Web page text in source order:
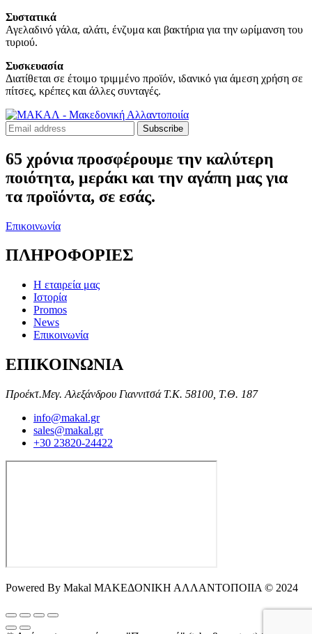
Συστατικά
Αγελαδινό γάλα, αλάτι, ένζυμα και βακτήρια για την ωρίμανση του
τυριού.
Συσκευασία
Διατίθεται σε έτοιμο τριμμένο προϊόν, ιδανικό για άμεση χρήση σε
πίτσες, κρέπες και άλλες συνταγές.
Subscribe
65 χρόνια προσφέρουμε την καλύτερη
ποιότητα, μεράκι και την αγάπη μας για
τα προϊόντα, σε εσάς.
Επικοινωνία
ΠΛΗΡΟΦΟΡΙΕΣ
Η εταιρεία μας
Ιστορία
Promos
News
Επικοινωνία
ΕΠΙΚΟΙΝΩΝΙΑ
Προέκτ.Μεγ. Αλεξάνδρου Γιαννιτσά Τ.Κ. 58100, Τ.Θ. 187
info@makal.gr
sales@makal.gr
+30 23820-24422
Powered By Makal ΜΑΚΕΔΟΝΙΚΗ ΑΛΛΑΝΤΟΠΟΙΙΑ © 2024